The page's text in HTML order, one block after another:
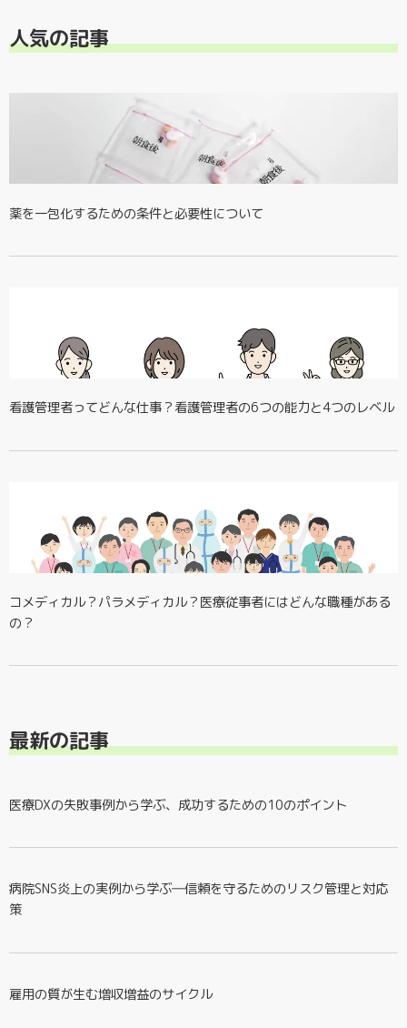
人気の記事
薬を一包化するための条件と必要性について
看護管理者ってどんな仕事？看護管理者の6つの能力と4つのレベル
コメディカル？パラメディカル？医療従事者にはどんな職種がある
の？
最新の記事
医療DXの失敗事例から学ぶ、成功するための10のポイント
病院SNS炎上の実例から学ぶ―信頼を守るためのリスク管理と対応
策
雇用の質が生む増収増益のサイクル